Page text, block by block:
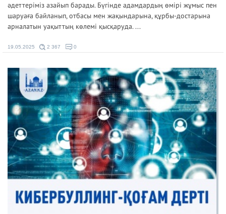
әдеттеріміз азайып барады. Бүгінде адамдардың өмірі жұмыс пен
шаруаға байланып, отбасы мен жақындарына, құрбы-достарына
арналатын уақыттың көлемі қысқаруда. ...
19.05.2025 2 367 0